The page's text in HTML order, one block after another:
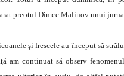
preotul Dimce Malinov unui
şi frescele au început să
am continuat să observ